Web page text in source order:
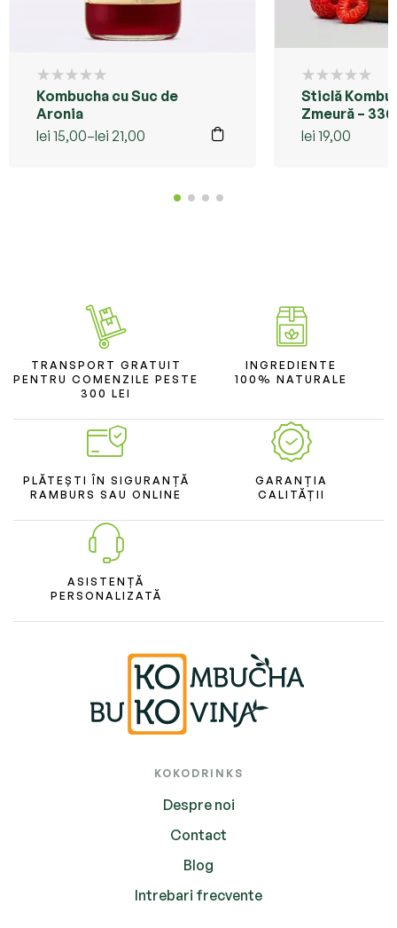
Kombucha cu Suc de
Aronia
lei 15,00–lei 21,00
Sticlă
Zmeură –
lei 19,00
TRANSPORT GRATUIT
PENTRU COMENZILE PESTE
300 LEI
INGREDIENTE
100% NATURALE
PLĂTEȘTI ÎN SIGURANȚĂ
RAMBURS SAU ONLINE
GARANȚIA
CALITĂȚII
ASISTENȚĂ
PERSONALIZATĂ
KOKODRINKS
Despre noi
Contact
Blog
Intrebari frecvente